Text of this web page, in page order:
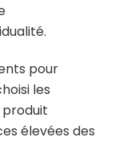
pour
les
élevées des